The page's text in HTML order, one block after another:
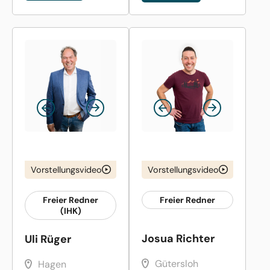
Vorstellungsvideo
Freier Redner
(IHK)
Uli Rüger
Hagen
Vorstellungsvideo
Freier Redner
Josua Richter
Gütersloh